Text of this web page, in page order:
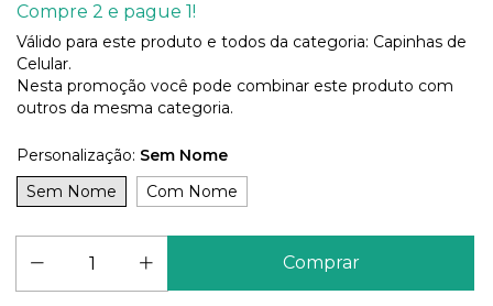
Compre 2 e pague 1!
Válido para este produto e todos da categoria: Capinhas de
Celular.
Nesta promoção você pode combinar este produto com
outros da mesma categoria.
Personalização: Sem Nome
Sem Nome
Com Nome